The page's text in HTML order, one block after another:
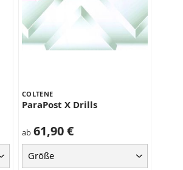
COLTENE
ParaPost X Drills
ab 61,90 €